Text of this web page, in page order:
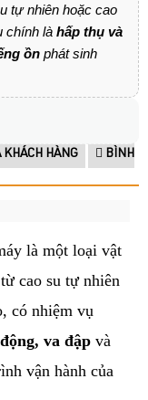
tự nhiên hoặc cao
chính là hấp thụ và
ồn phát sinh
KHÁCH HÀNG
BÌNH
là một loại vật
cao su tự nhiên
có nhiệm vụ
va đập và
vận hành của